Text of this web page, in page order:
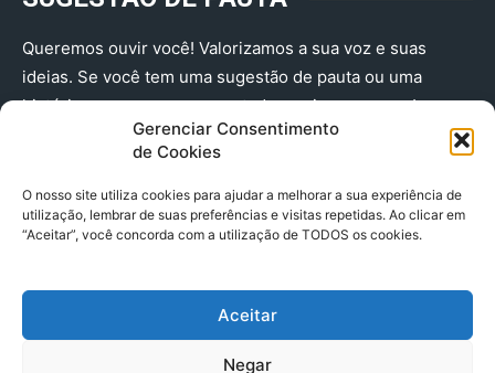
Gerenciar Consentimento
de Cookies
O nosso site utiliza cookies para ajudar a melhorar a sua experiência de
utilização, lembrar de suas preferências e visitas repetidas. Ao clicar em
“Aceitar”, você concorda com a utilização de TODOS os cookies.
Aceitar
Negar
Queremos ouvir você! Valorizamos a sua voz e suas
ideias. Se você tem uma sugestão de pauta ou uma
história que merece ser contada, envie-nos agora!
(91) 98224 - 3111
© 2025 A Província do Pará CNPJ: 04.901.141/0001-36 End .
Trav. Quintino Bocaiuva 2301, Ed. Rogério Fernandez – Sala